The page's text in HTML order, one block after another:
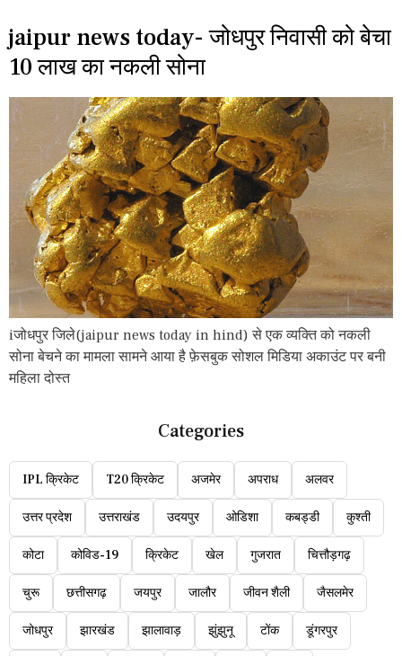
jaipur news today- जोधपुर निवासी को बेचा
10 लाख का नकली सोना
iजोधपुर जिले(jaipur news today in hind) से एक व्यक्ति को नकली
सोना बेचने का मामला सामने आया है फ़ेसबुक सोशल मिडिया अकाउंट पर बनी
महिला दोस्त
Categories
IPL क्रिकेट T20 क्रिकेट अजमेर अपराध अलवर
उत्तर प्रदेश उत्तराखंड उदयपुर ओडिशा कबड्डी कुश्ती
कोटा कोविड-19 क्रिकेट खेल गुजरात चित्तौड़गढ़
चुरू छत्तीसगढ़ जयपुर जालौर जीवन शैली जैसलमेर
जोधपुर झारखंड झालावाड़ झुंझुनू टोंक डूंगरपुर